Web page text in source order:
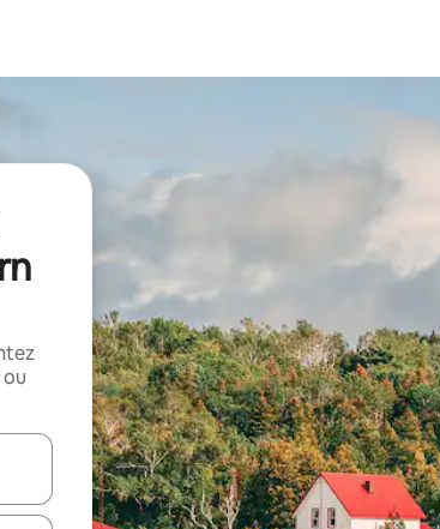
vers le haut et vers le bas pour les parcourir ou en